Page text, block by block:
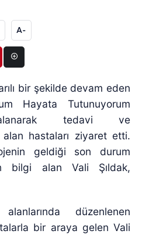
A-
bir şekilde devam eden
Hayata Tutunuyorum
tedavi ve
hastaları ziyaret etti.
geldiği son durum
bilgi alan Vali Şıldak,
düzenlenen
bir araya gelen Vali